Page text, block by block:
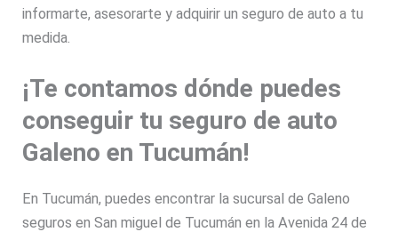
informarte, asesorarte y adquirir un seguro de auto a tu
medida.
¡Te contamos dónde puedes
conseguir tu seguro de auto
Galeno en Tucumán!
En Tucumán, puedes encontrar la sucursal de Galeno
seguros en San miguel de Tucumán en la Avenida 24 de